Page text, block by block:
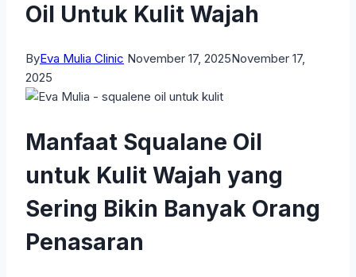
Oil Untuk Kulit Wajah
ByEva Mulia Clinic November 17, 2025November 17,
2025
Manfaat Squalane Oil
untuk Kulit Wajah yang
Sering Bikin Banyak Orang
Penasaran